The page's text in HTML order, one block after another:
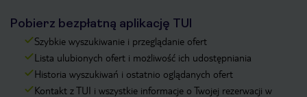
Pobierz bezpłatną aplikację TUI
Szybkie wyszukiwanie i przeglądanie ofert
Lista ulubionych ofert i możliwość ich udostępniania
Historia wyszukiwań i ostatnio oglądanych ofert
Kontakt z TUI i wszystkie informacje o Twojej rezerwacji w